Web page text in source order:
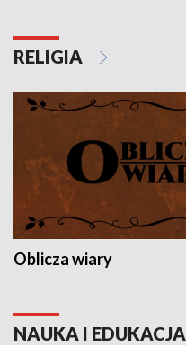
RELIGIA
Oblicza wiary
NAUKA I EDUKACJA